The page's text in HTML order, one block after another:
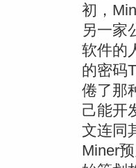
初，
另一家
软件的
的密码
倦了那
己能开
文连同
Miner